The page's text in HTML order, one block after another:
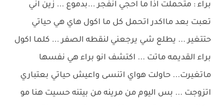
براء : متحملت اذا ما احجي انفجر ...بدموع ... زين اني
تعبت بعد مااكدر اتحمل كل ما اكول هاي هي حياتي
حتتغير ... يطلع شي يرجعني لنقطه الصفر ... كلما اكول
براء القديمه ماتت ... اكتشف انو براء هي نفسها
ماتغيرت... حاولت هواي اتنسى واعيش حياتي بعتباري
اتزوجت ... بس اليوم من مرينه من بيتنه حسيت هنا مو